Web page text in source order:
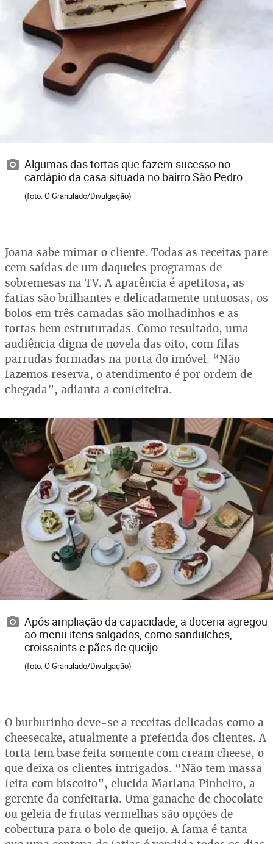
Algumas das tortas que fazem sucesso no
cardápio da casa situada no bairro São Pedro
(foto: O Granulado/Divulgação)
Joana sabe mimar o cliente. Todas as receitas pare
cem saídas de um daqueles programas de
sobremesas na TV. A aparência é apetitosa, as
fatias são brilhantes e delicadamente untuosas, os
bolos em três camadas são molhadinhos e as
tortas bem estruturadas. Como resultado, uma
audiência digna de novela das oito, com filas
parrudas formadas na porta do imóvel. “Não
fazemos reserva, o atendimento é por ordem de
chegada”, adianta a confeiteira.
Após ampliação da capacidade, a doceria agregou
ao menu itens salgados, como sanduíches,
croissaints e pães de queijo
(foto: O Granulado/Divulgação)
O burburinho deve-se a receitas delicadas como a
cheesecake, atualmente a preferida dos clientes. A
torta tem base feita somente com cream cheese, o
que deixa os clientes intrigados. “Não tem massa
feita com biscoito”, elucida Mariana Pinheiro, a
gerente da confeitaria. Uma ganache de chocolate
ou geleia de frutas vermelhas são opções de
cobertura para o bolo de queijo. A fama é tanta